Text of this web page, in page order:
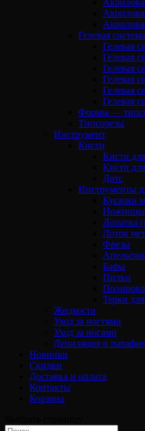
Гелевая система
Гелевая
Гелевая
Гелевая
Гелевая
Гелевая
Гелевая
Формы —
Типсорезы
Инструмент
Кисти
Кисти
Кисти
Дотс
Инструменты
Кусачки
Ножницы
Лопатка
Лоток
Фрезы
Бафы
Пилки
Терки
Жидкости
Уход за ногтями
Уход за ногами
Депиляция и
Новинки
Скидки
Доставка и оплата
Контакты
Корзина